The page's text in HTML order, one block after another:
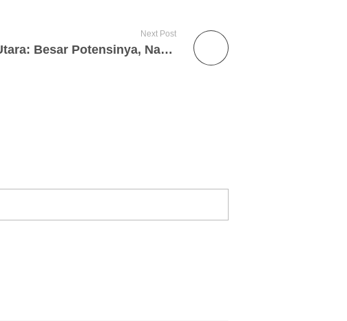
Next Post
Perairan Maluku Utara: Besar Potensinya, Namun Sedikit Perhatiannya